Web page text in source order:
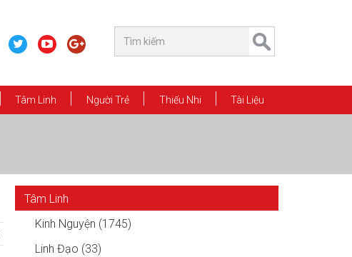
Tâm Linh Người Trẻ Thiếu Nhi Tài Liệu
Tâm Linh
Kinh Nguyện (1745)
Linh Đạo (33)